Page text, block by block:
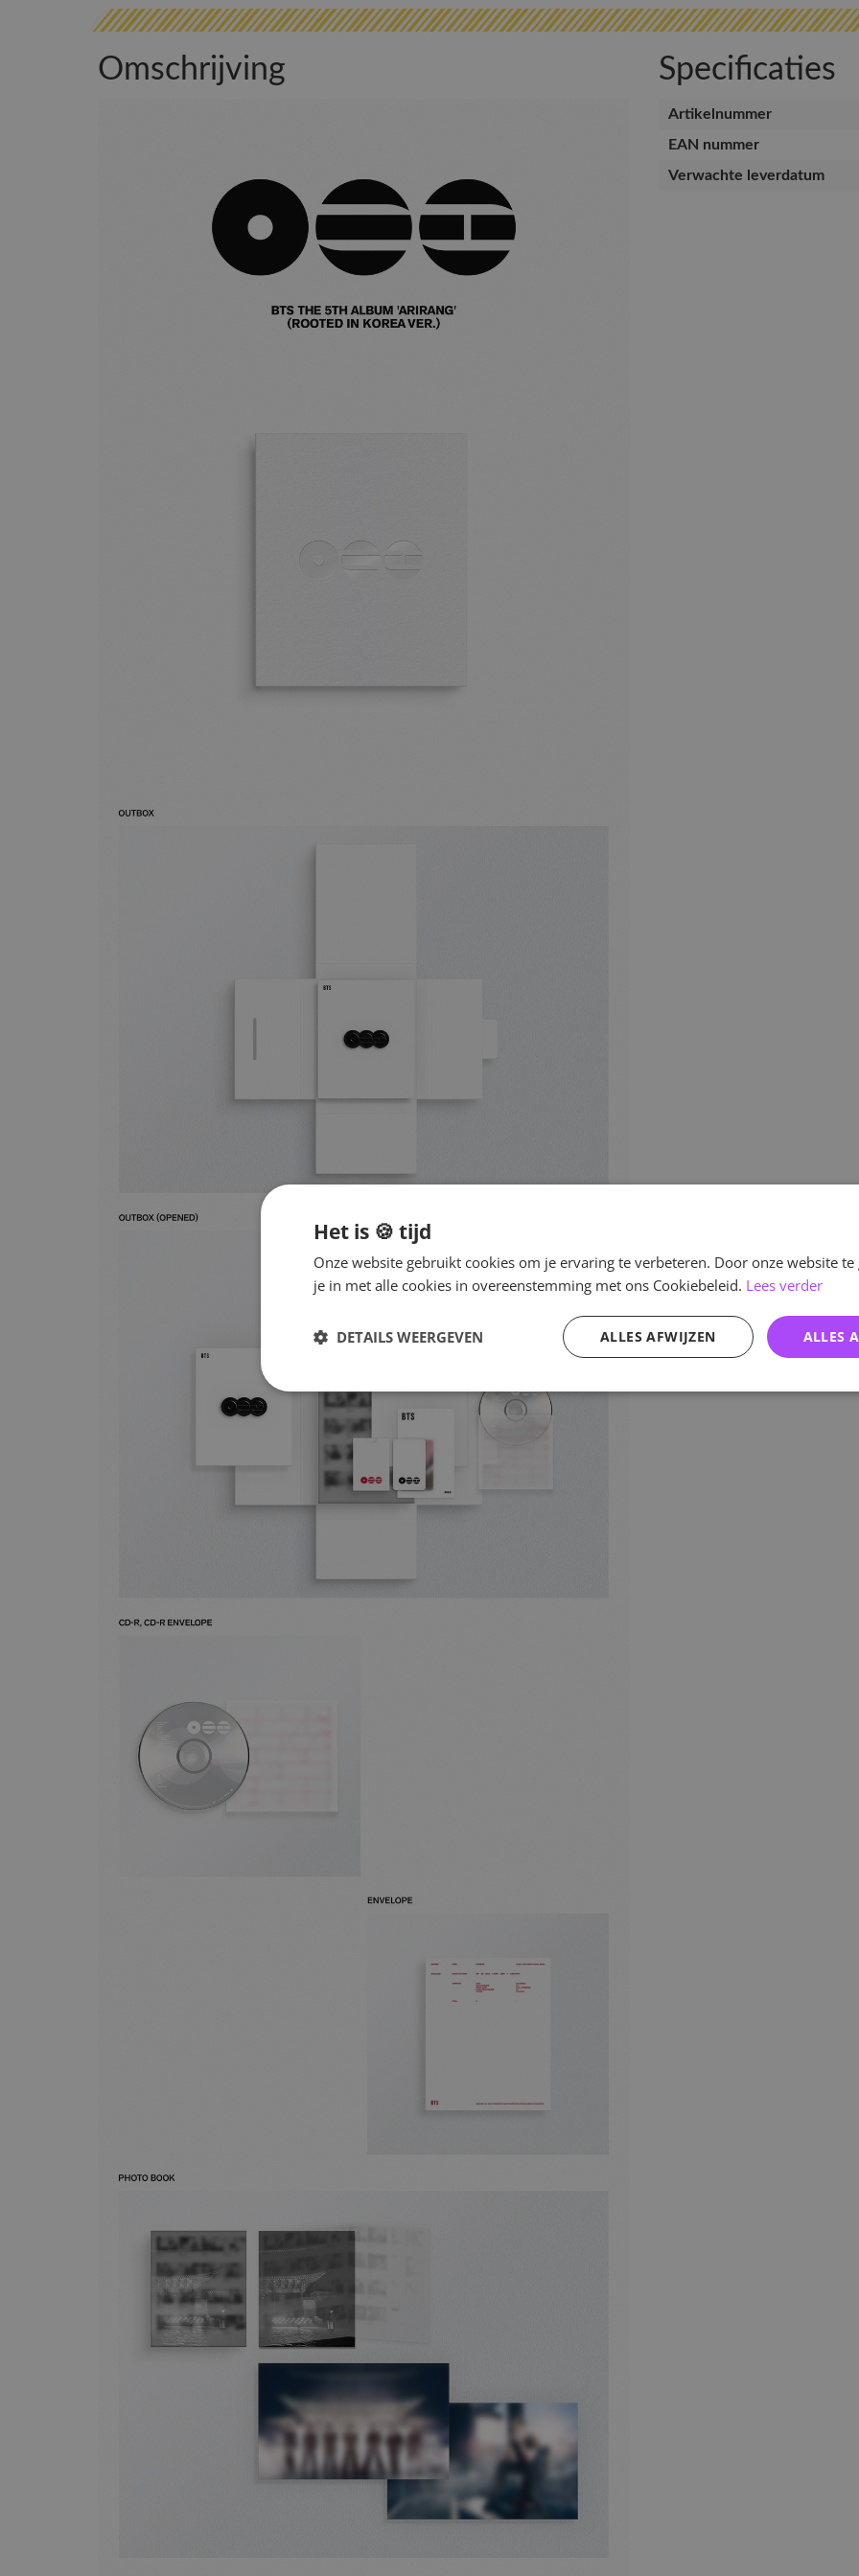
Omschrijving Specificaties
Artikelnummer
EAN nummer
Verwachte leverdatum
Het is 🍪 tijd
Onze website gebruikt cookies om je ervaring te verbeteren. Door onze website
je in met alle cookies in overeenstemming met ons Cookiebeleid. Lees verder
ALLES
ALLES AFWIJZEN
DETAILS WEERGEVEN